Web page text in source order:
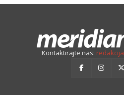
Kontaktirajte nas: